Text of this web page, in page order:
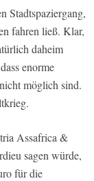
Stadtspaziergang,
fahren ließ. Klar,
daheim
enorme
möglich sind.
Assafrica &
sagen würde,
für die